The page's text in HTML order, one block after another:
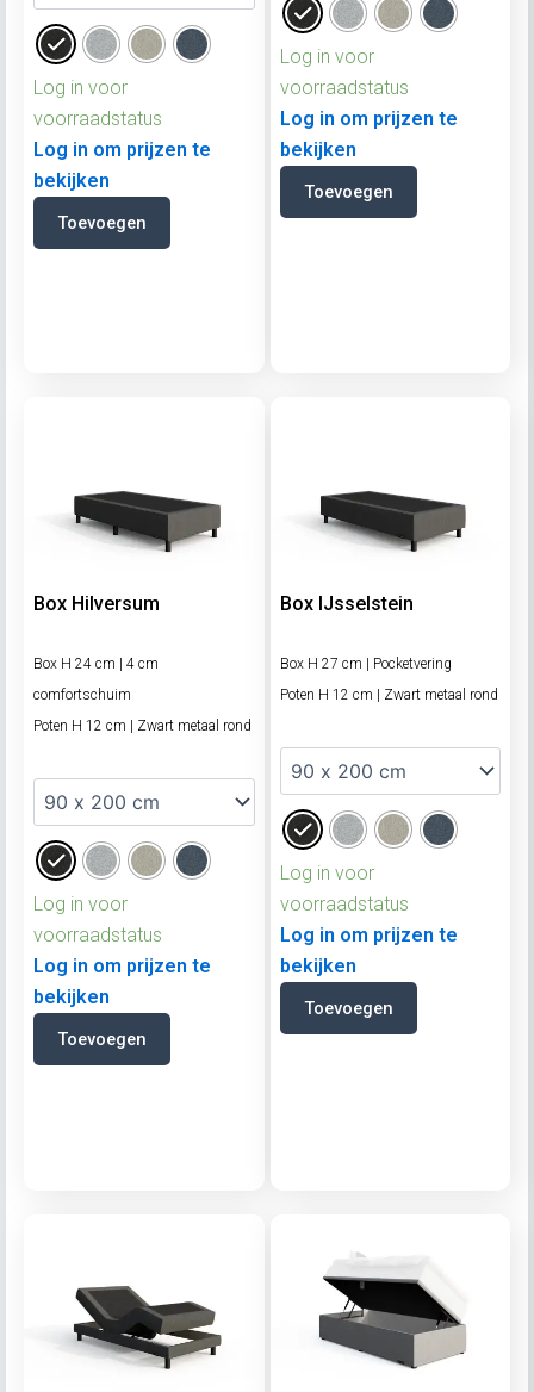
Log in voor
voorraadstatus
Log in om prijzen te
bekijken
Toevoegen
Log in voor
voorraadstatus
Log in om prijzen te
bekijken
Toevoegen
Box Hilversum
Box H 24 cm | 4 cm
comfortschuim
Poten H 12 cm | Zwart metaal rond
Log in voor
voorraadstatus
Log in om prijzen te
bekijken
Toevoegen
Box IJsselstein
Box H 27 cm | Pocketvering
Poten H 12 cm | Zwart metaal rond
Log in voor
voorraadstatus
Log in om prijzen te
bekijken
Toevoegen